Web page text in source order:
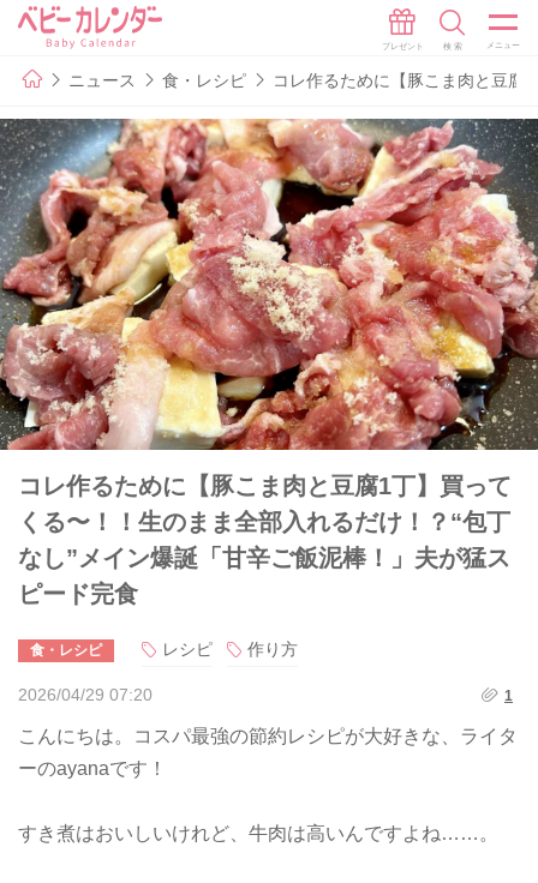
ニュース 食・レシピ コレ作るために【豚こま肉と豆腐
コレ作るために【豚こま肉と豆腐1丁】買って
くる〜！！生のまま全部入れるだけ！？“包丁
なし”メイン爆誕「甘辛ご飯泥棒！」夫が猛ス
ピード完食
食・レシピ レシピ 作り方
2026/04/29 07:20 1
こんにちは。コスパ最強の節約レシピが大好きな、ライタ
ーのayanaです！
すき煮はおいしいけれど、牛肉は高いんですよね……。